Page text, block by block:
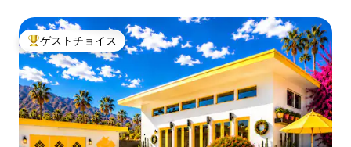
大好評のゲストチョイスです。
ゲストチョイス